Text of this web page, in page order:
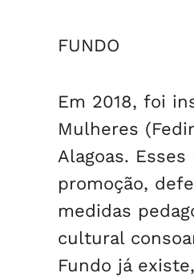
FUNDO
Em 2018, foi
Mulheres
Alagoas.
promoção,
medidas
cultural
Fundo já